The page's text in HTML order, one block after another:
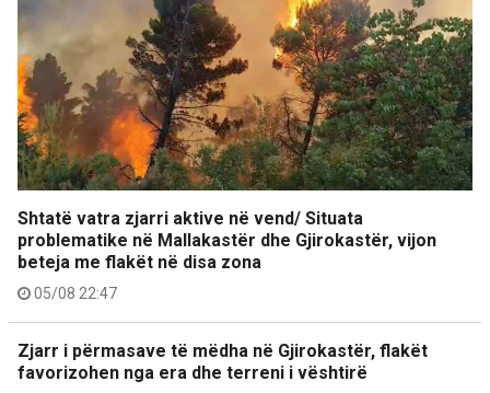
Shtatë vatra zjarri aktive në vend/ Situata
problematike në Mallakastër dhe Gjirokastër, vijon
beteja me flakët në disa zona
05/08 22:47
Zjarr i përmasave të mëdha në Gjirokastër, flakët
favorizohen nga era dhe terreni i vështirë